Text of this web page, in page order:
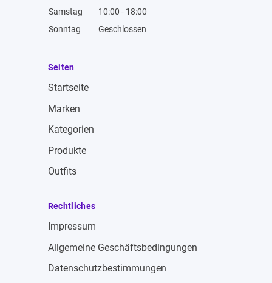
Samstag
10:00 - 18:00
Sonntag
Geschlossen
Seiten
Startseite
Marken
Kategorien
Produkte
Outfits
Rechtliches
Impressum
Allgemeine Geschäftsbedingungen
Datenschutzbestimmungen